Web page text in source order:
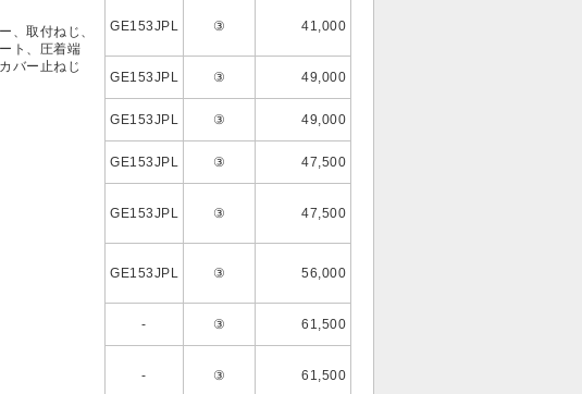
、取付ねじ、
ト、圧着端
バー止ねじ
GE153JPL ③ 41,000
GE153JPL ③ 49,000
GE153JPL ③ 49,000
GE153JPL ③ 47,500
GE153JPL ③ 47,500
GE153JPL ③ 56,000
- ③ 61,500
- ③ 61,500